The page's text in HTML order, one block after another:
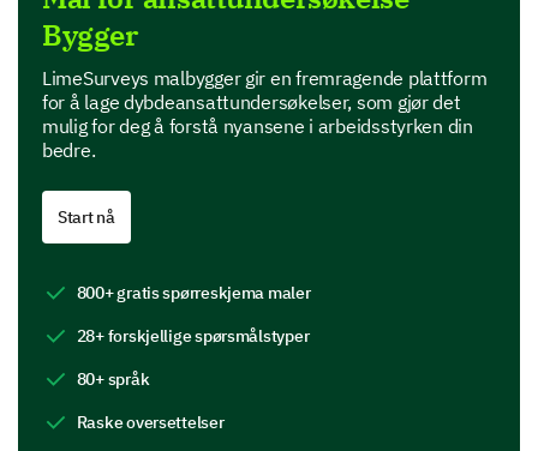
motivert i arbeidet ditt.
På en skala fra 1-10, vennligst vurder ditt nivå
av tilfredshet med følgende jobbaspekter:
Poengskala:
1 (Svært misfornøyd)
10 (Svært fornøyd)
Jobbrolle
Lønn
Bygger
LimeSurveys malbygger gir en fremragende plattform
for å lage dybdeansattundersøkelser, som gjør det
mulig for deg å forstå nyansene i arbeidsstyrken din
bedre.
Start nå
800+ gratis spørreskjema maler
28+ forskjellige spørsmålstyper
80+ språk
Raske oversettelser